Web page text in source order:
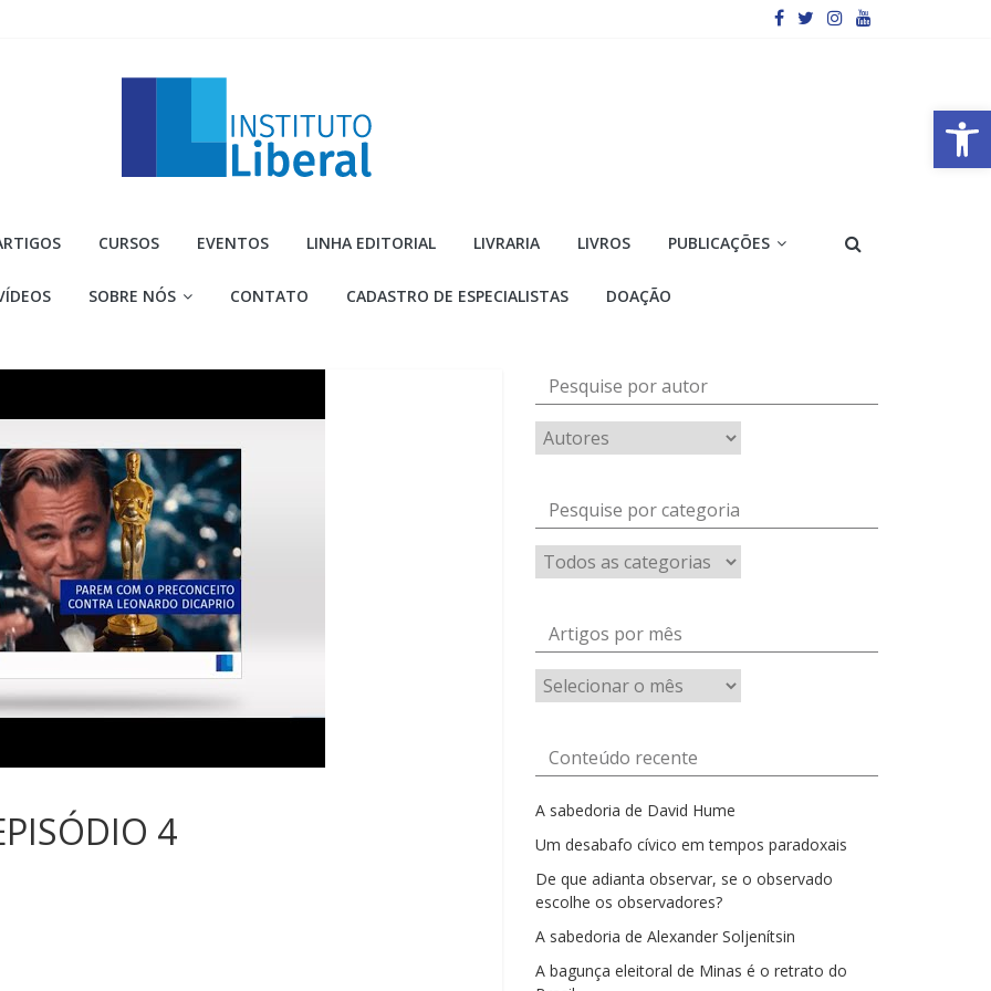
Barra de Ferramentas Aberta
Liberal
a
mais
importante
da
sociedade.
CURSOS EVENTOS LINHA EDITORIAL LIVRARIA LIVROS PUBLICAÇÕES
SOBRE NÓS CONTATO CADASTRO DE ESPECIALISTAS DOAÇÃO
4
Pesquise por autor
Pesquise por categoria
Artigos por mês
Artigos
por
Conteúdo recente
A sabedoria de David Hume
Um desabafo cívico em tempos paradoxais
De que adianta observar, se o observado
escolhe os observadores?
A sabedoria de Alexander Soljenítsin
A bagunça eleitoral de Minas é o retrato do